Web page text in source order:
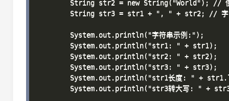
String str2 = new String("World"); //
String str3 = str1 + ", " + str2; // 字
        System.out.println("字符串示例:");
        System.out.println("str1: " + str1);
        System.out.println("str2: " + str2);
        System.out.println("str3: " + str3);
System.out.println("str1长度: " +
System.out.println("str3转大写: " +